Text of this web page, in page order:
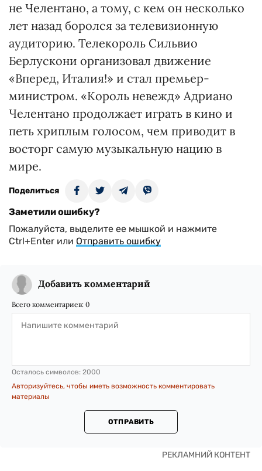
не Челентано, а тому, с кем он несколько
лет назад боролся за телевизионную
аудиторию. Телекороль Сильвио
Берлускони организовал движение
«Вперед, Италия!» и стал премьер-
министром. «Король невежд» Адриано
Челентано продолжает играть в кино и
петь хриплым голосом, чем приводит в
восторг самую музыкальную нацию в
мире.
Поделиться
Заметили ошибку?
Пожалуйста, выделите ее мышкой и нажмите
Ctrl+Enter или Отправить ошибку
Добавить комментарий
Всего комментариев: 0
Осталось символов: 2000
Авторизуйтесь, чтобы иметь возможность комментировать
материалы
ОТПРАВИТЬ